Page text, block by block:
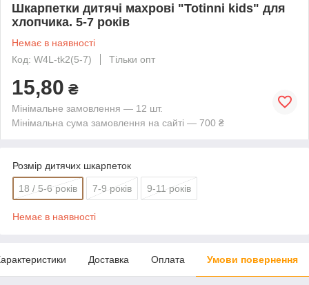
Шкарпетки дитячі махрові "Totinni kids" для
хлопчика. 5-7 років
Немає в наявності
Код: W4L-tk2(5-7)
Тільки опт
15,80 ₴
Мінімальне замовлення — 12 шт.
Мінімальна сума замовлення на сайті — 700 ₴
Розмір дитячих шкарпеток
18 / 5-6 років 7-9 років 9-11 років
Немає в наявності
Доставка Оплата Умови повернення